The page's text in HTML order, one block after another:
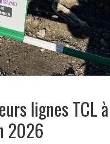
lignes TCL à
2026